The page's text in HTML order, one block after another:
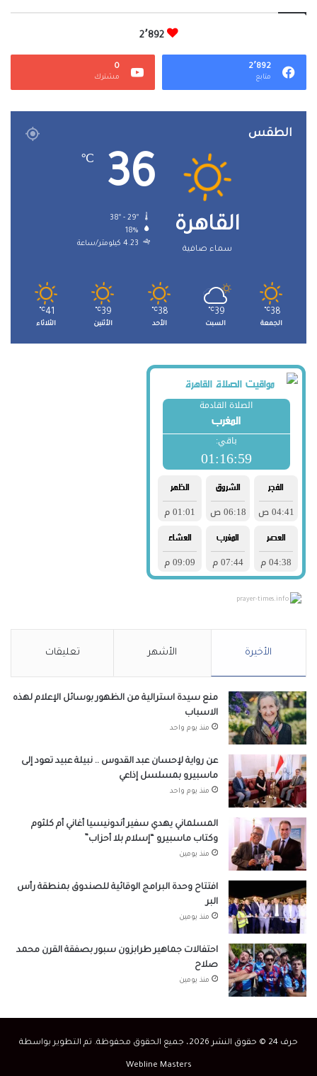
2٬892
2٬892
متابع
0
مشترك
الطقس
القاهرة
سماء صافية
36
℃
18%
4.23 كيلومتر/ساعة
38
℃
الجمعة
39
℃
السبت
38
℃
الأحد
39
℃
الأثنين
41
℃
الثلاثاء
prayer-times.info
الأخيرة الأشهر تعليقات
منع سيدة استرالية من الظهور بوسائل الإعلام لهذه
الاسباب
منذ يوم واحد
عن رواية لإحسان عبد القدوس .. نبيلة عبيد تعود إلى
ماسبيرو بمسلسل إذاعي
منذ يوم واحد
المسلماني يهدي سفير أندونيسيا أغاني أم كلثوم
وكتاب ماسبيرو “إسلام بلا أحزاب”
منذ يومين
افتتاح وحدة البرامج الوقائية للصندوق بمنطقة رأس
البر
منذ يومين
احتفالات جماهير طرابزون سبور بصفقة القرن محمد
صلاح
منذ يومين
حرف 24 © حقوق النشر 2026، جميع الحقوق محفوظة. تم التطوير بواسطة
Webline Masters